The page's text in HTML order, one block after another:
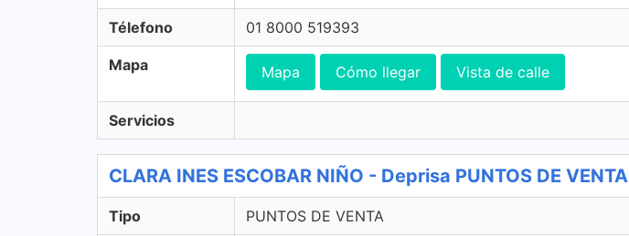
Télefono 01 8000 519393
Mapa Mapa Cómo llegar Vista de calle
Servicios
CLARA INES ESCOBAR NIÑO - Deprisa PUNTOS DE VENTA
Tipo PUNTOS DE VENTA